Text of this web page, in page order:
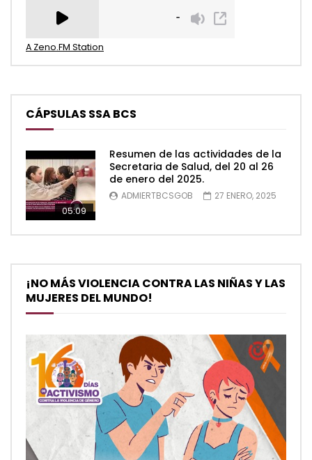
A Zeno.FM Station
CÁPSULAS SSA BCS
05:09
Resumen de las actividades de la
Secretaria de Salud, del 20 al 26
de enero del 2025.
ADMIERTBCSGOB 27 ENERO, 2025
¡NO MÁS VIOLENCIA CONTRA LAS NIÑAS Y LAS
MUJERES DEL MUNDO!